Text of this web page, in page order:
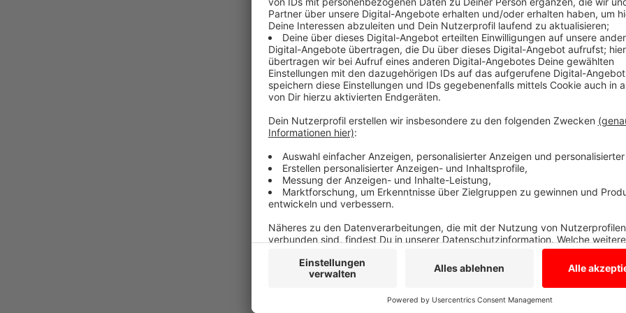
Egal ob Sport, Politik oder neue Musik, diese
Tschüss auf polnisch?
Anzeige
Rüters Rückblick (KW 31)